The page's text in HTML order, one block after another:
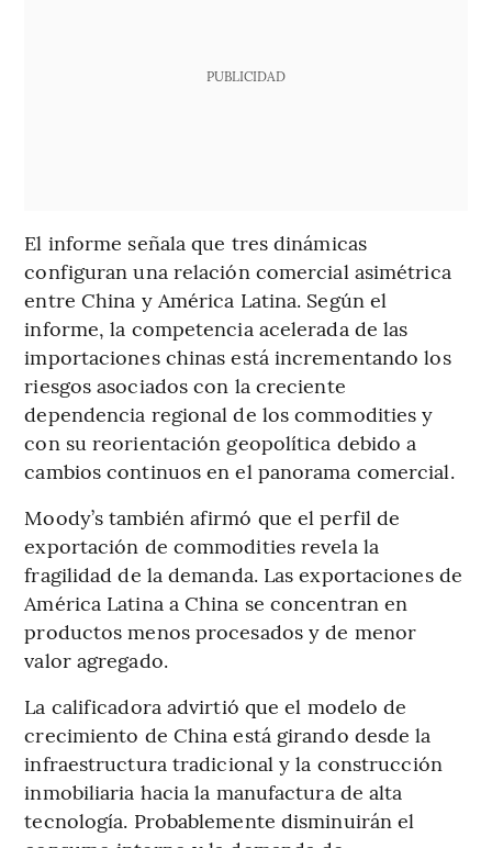
PUBLICIDAD
El informe señala que tres dinámicas
configuran una relación comercial asimétrica
entre China y América Latina. Según el
informe, la competencia acelerada de las
importaciones chinas está incrementando los
riesgos asociados con la creciente
dependencia regional de los commodities y
con su reorientación geopolítica debido a
cambios continuos en el panorama comercial.
Moody’s también afirmó que el perfil de
exportación de commodities revela la
fragilidad de la demanda. Las exportaciones de
América Latina a China se concentran en
productos menos procesados y de menor
valor agregado.
La calificadora advirtió que el modelo de
crecimiento de China está girando desde la
infraestructura tradicional y la construcción
inmobiliaria hacia la manufactura de alta
tecnología. Probablemente disminuirán el